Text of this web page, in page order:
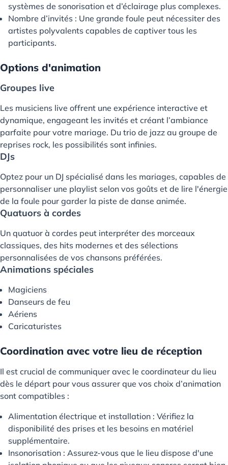
systèmes de sonorisation et d’éclairage plus complexes.
Nombre d’invités : Une grande foule peut nécessiter des
artistes polyvalents capables de captiver tous les
participants.
Options d'animation
Groupes live
Les musiciens live offrent une expérience interactive et
dynamique, engageant les invités et créant l’ambiance
parfaite pour votre mariage. Du trio de jazz au groupe de
reprises rock, les possibilités sont infinies.
DJs
Optez pour un DJ spécialisé dans les mariages, capables de
personnaliser une playlist selon vos goûts et de lire l'énergie
de la foule pour garder la piste de danse animée.
Quatuors à cordes
Un quatuor à cordes peut interpréter des morceaux
classiques, des hits modernes et des sélections
personnalisées de vos chansons préférées.
Animations spéciales
Magiciens
Danseurs de feu
Aériens
Caricaturistes
Coordination avec votre lieu de réception
Il est crucial de communiquer avec le coordinateur du lieu
dès le départ pour vous assurer que vos choix d’animation
sont compatibles :
Alimentation électrique et installation : Vérifiez la
disponibilité des prises et les besoins en matériel
supplémentaire.
Insonorisation : Assurez-vous que le lieu dispose d'une